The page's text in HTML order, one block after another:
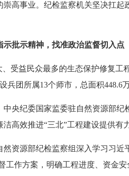
高事业。纪检监察机关坚决扛起
批示精神，找准政治监督切入点
益民众最多的生态保护修复工
兵团所属13个师市，总面积448.6
纪委国家监委驻自然资源部纪
高效推进“三北”工程建设提供有
源部纪检监察组深入学习习近
工作方案，明确工程进度、资金